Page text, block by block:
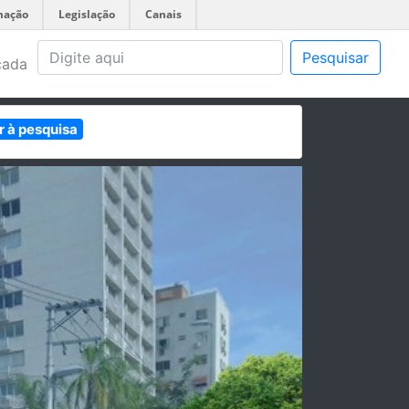
Legislação Canais
Pesquisar
à pesquisa